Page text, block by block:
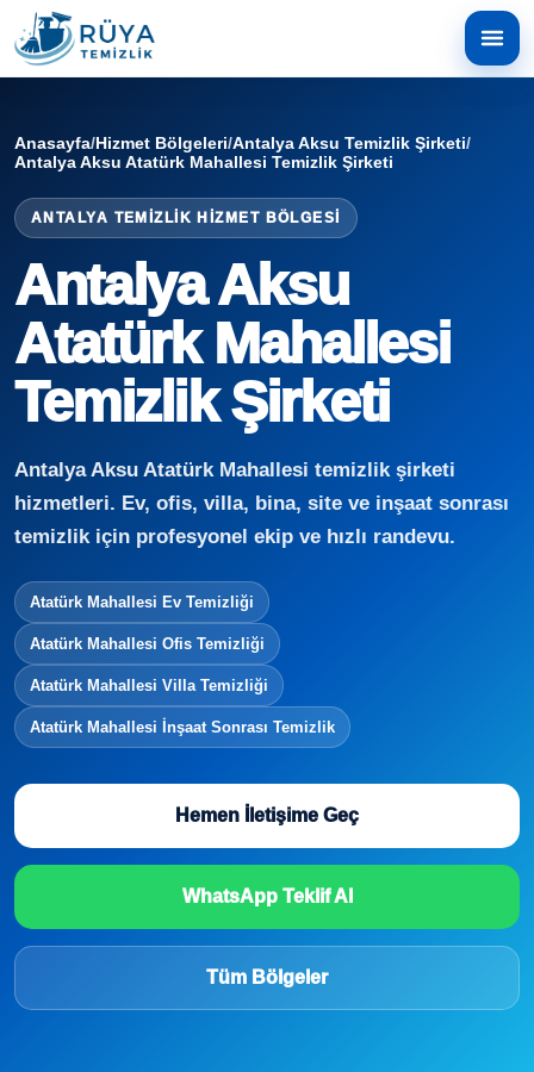
Anasayfa/Hizmet Bölgeleri/Antalya Aksu Temizlik Şirketi/
Antalya Aksu Atatürk Mahallesi Temizlik Şirketi
ANTALYA TEMIZLIK HIZMET BÖLGESI
Antalya Aksu
Atatürk Mahallesi
Temizlik Şirketi
Antalya Aksu Atatürk Mahallesi temizlik şirketi
hizmetleri. Ev, ofis, villa, bina, site ve inşaat sonrası
temizlik için profesyonel ekip ve hızlı randevu.
Atatürk Mahallesi Ev Temizliği
Atatürk Mahallesi Ofis Temizliği
Atatürk Mahallesi Villa Temizliği
Atatürk Mahallesi İnşaat Sonrası Temizlik
Hemen İletişime Geç
WhatsApp Teklif Al
Tüm Bölgeler